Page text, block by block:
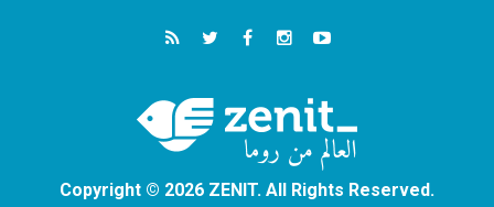
Copyright © 2026 ZENIT. All Rights Reserved.